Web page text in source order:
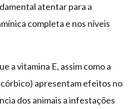
atentar para a
completa e nos níveis
a vitamina E, assim como a
apresentam efeitos no
dos animais a infestações